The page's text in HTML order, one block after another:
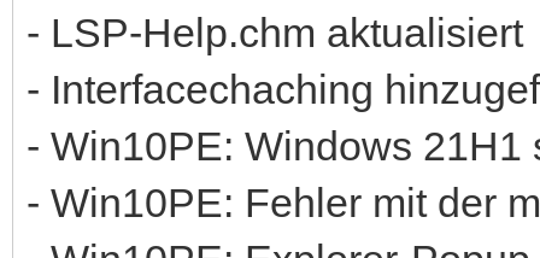
- LSP-Help.chm aktualisiert
- Interfacechaching
- Win10PE: Windows 21H1
- Win10PE: Fehler mit der